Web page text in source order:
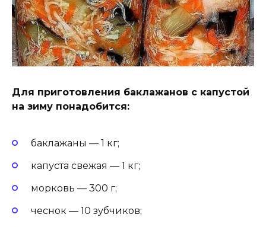
Для приготовления баклажанов с капустой
на зиму понадобится:
баклажаны — 1 кг;
капуста свежая — 1 кг;
морковь — 300 г;
чеснок — 10 зубчиков;